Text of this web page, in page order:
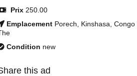
Prix 250.00
Emplacement Porech, Kinshasa,
Condition new
this ad